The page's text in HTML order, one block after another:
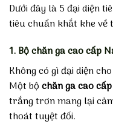
Dưới đây là 5 đại diện
tiêu chuẩn khắt khe về
1. Bộ chăn ga cao cấp
Không có gì đại diện
Một bộchăn ga cao cấp
trắng trơn mang lại
thoát tuyệt đối.